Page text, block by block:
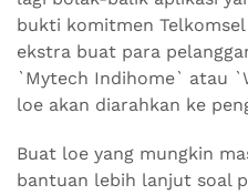
bukti komitmen
ekstra buat para
`Mytech Indihome` atau
loe akan diarahkan ke
Buat loe yang mungkin
bantuan lebih lanjut soal